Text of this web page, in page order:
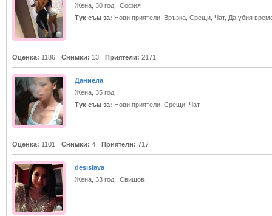
Жена, 30 год., София
Тук съм за: Нови приятели, Връзка, Срещи, Чат, Да убия
Оценка: 1186 Снимки: 13 Приятели: 2171
Даниела
Жена, 35 год.,
Тук съм за: Нови приятели, Срещи, Чат
Оценка: 1101 Снимки: 4 Приятели: 717
desislava
Жена, 33 год., Свищов